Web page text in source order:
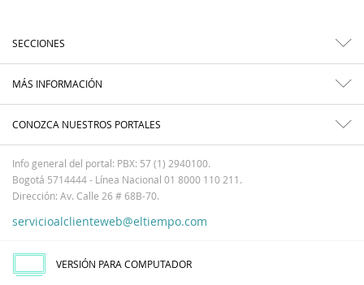
SECCIONES
MÁS INFORMACIÓN
CONOZCA NUESTROS PORTALES
Info general del portal: PBX: 57 (1) 2940100.
Bogotá 5714444 - Línea Nacional 01 8000 110 211.
Dirección: Av. Calle 26 # 68B-70.
servicioalclienteweb@eltiempo.com
VERSIÓN PARA COMPUTADOR